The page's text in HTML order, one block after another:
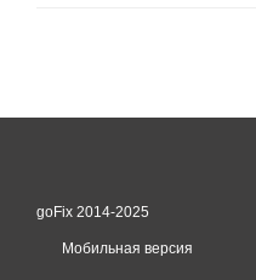
goFix 2014-2025
Мобильная версия